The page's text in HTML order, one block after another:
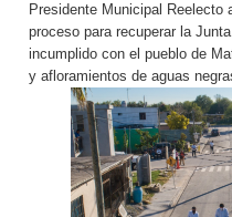
Presidente Municipal Reelecto
proceso para recuperar la
incumplido con el pueblo de
y afloramientos de aguas